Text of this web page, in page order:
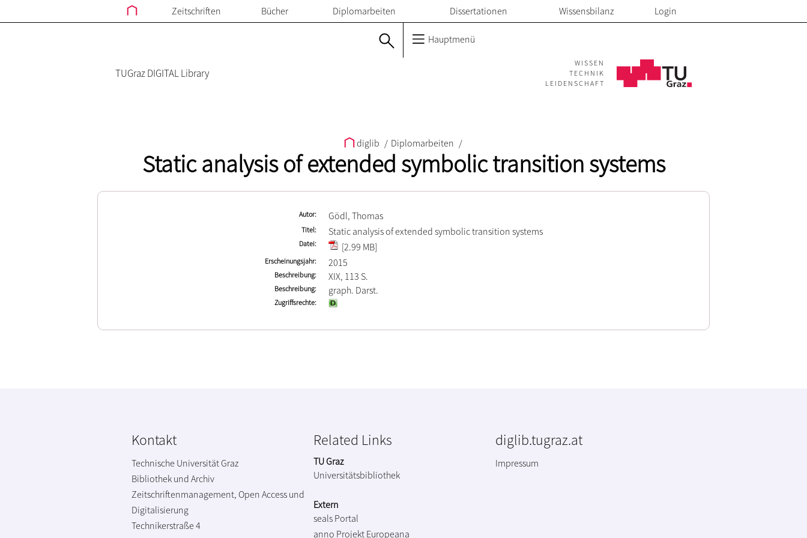
Zeitschriften Bücher Diplomarbeiten Dissertationen Wissensbilanz Login
Hauptmenü
TUGraz DIGITAL Library
WISSEN
TECHNIK
LEIDENSCHAFT
diglib / Diplomarbeiten /
Static analysis of extended symbolic transition systems
Autor Gödl, Thomas
Titel Static analysis of extended symbolic transition systems
Datei [2.99 MB]
Erscheinungsjahr 2015
Beschreibung XIX, 113 S.
Beschreibung graph. Darst.
Zugriffsrechte
Kontakt
Technische Universität Graz
Bibliothek und Archiv
Zeitschriftenmanagement, Open Access und
Digitalisierung
Technikerstraße 4
Related Links
TU Graz
Universitätsbibliothek
Extern
seals Portal
anno Projekt Europeana
diglib.tugraz.at
Impressum